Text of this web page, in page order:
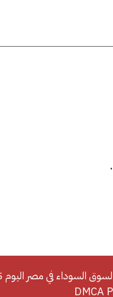
السوداء في مصر اليوم 365
DMCA